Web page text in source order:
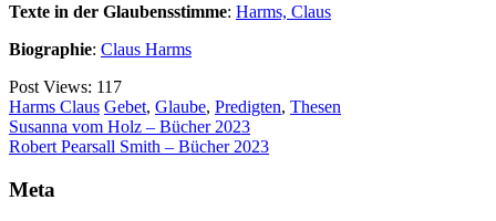
Texte in der Glaubensstimme: Harms, Claus
Biographie: Claus Harms
Post Views: 117
Harms Claus Gebet, Glaube, Predigten, Thesen
Beitragsnavigation
Susanna vom Holz – Bücher 2023
Robert Pearsall Smith – Bücher 2023
Meta